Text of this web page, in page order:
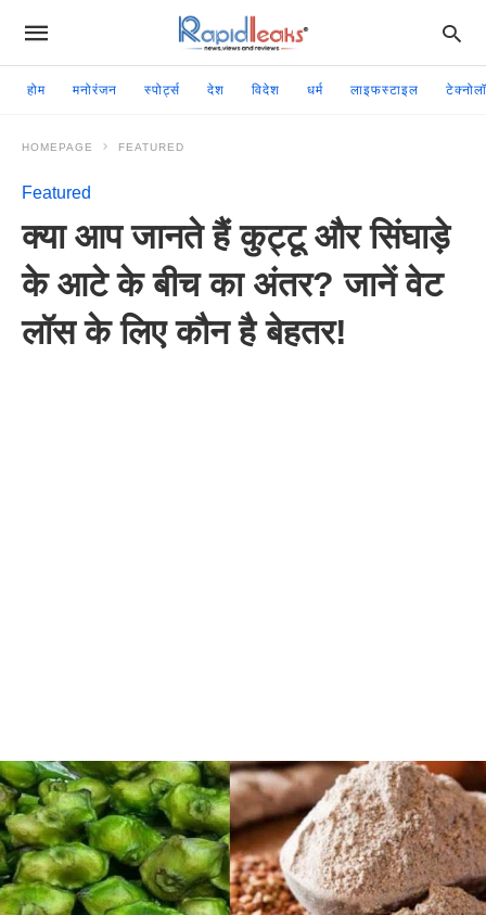
होम मनोरंजन स्पोर्ट्स देश विदेश धर्म लाइफस्टाइल
HOMEPAGE FEATURED
Featured
क्या आप जानते हैं कुट्टू और सिंघाड़े
के आटे के बीच का अंतर? जानें वेट
लॉस के लिए कौन है बेहतर!